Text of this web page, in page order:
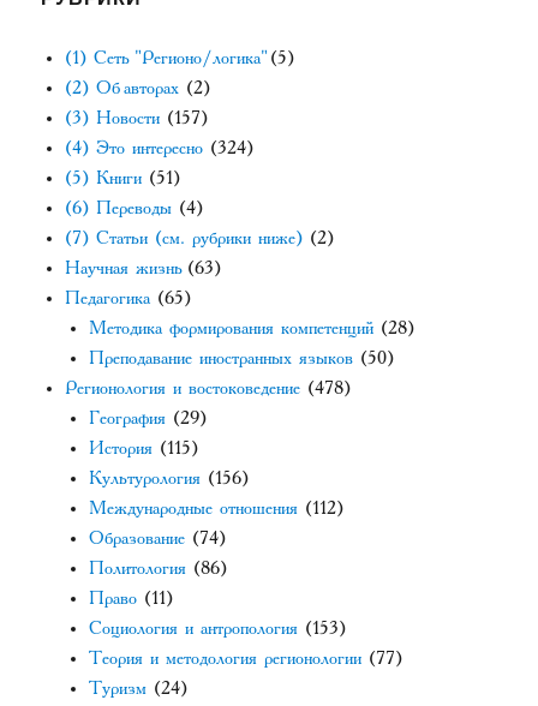
(1) Сеть "Регионо/логика"(5)
(2) Об авторах (2)
(3) Новости (157)
(4) Это интересно (324)
(5) Книги (51)
(6) Переводы (4)
(7) Статьи (см. рубрики ниже) (2)
Научная жизнь(63)
Педагогика (65)
Методика формирования компетенций (28)
Преподавание иностранных языков (50)
Регионология и востоковедение (478)
География (29)
История (115)
Культурология (156)
Международные отношения (112)
Образование (74)
Политология (86)
Право (11)
Социология и антропология (153)
Теория и методология регионологии (77)
Туризм (24)